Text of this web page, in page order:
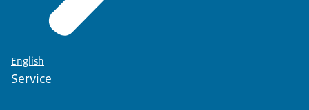
English
Service